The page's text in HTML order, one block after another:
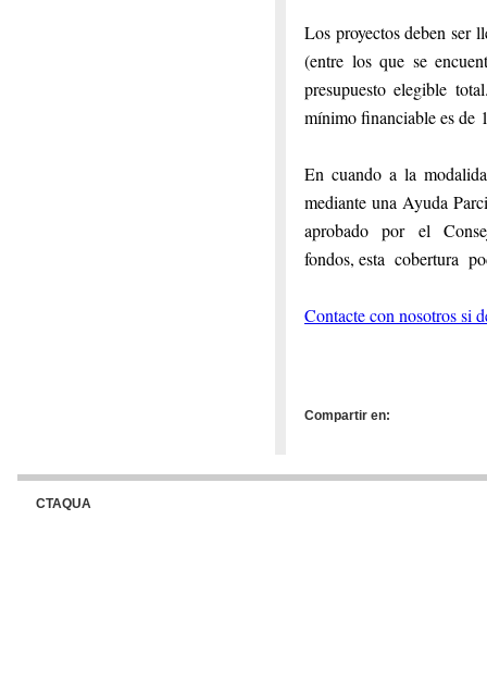
Los proyectos deben ser
(entre los que se
presupuesto elegible
mínimo financiable es de
En cuando a la
mediante una Ayuda
aprobado por el
fondos, esta cobertura
Contacte con nosotros si
Compartir en:
CTAQUA